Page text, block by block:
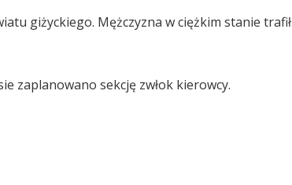
giżyckiego. Mężczyzna w ciężkim stanie trafił
zaplanowano sekcję zwłok kierowcy.